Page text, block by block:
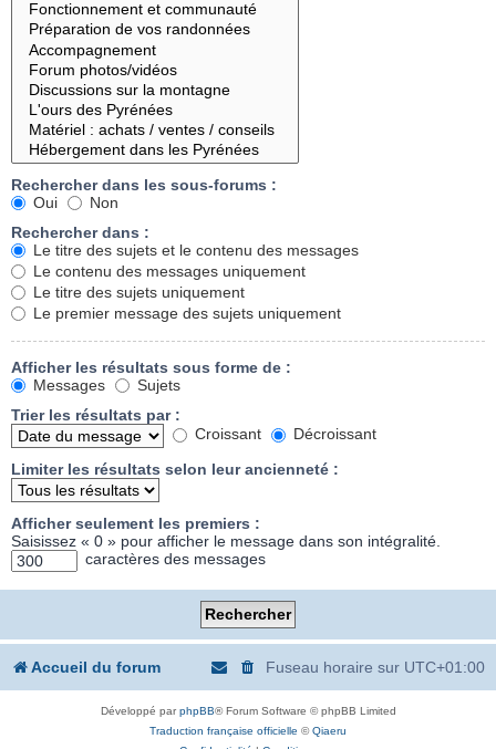
Rechercher dans les sous-forums :
Oui
Non
Rechercher dans :
Le titre des sujets et le contenu des messages
Le contenu des messages uniquement
Le titre des sujets uniquement
Le premier message des sujets uniquement
Afficher les résultats sous forme de :
Messages
Sujets
Trier les résultats par :
Croissant
Décroissant
Limiter les résultats selon leur ancienneté :
Afficher seulement les premiers :
Saisissez « 0 » pour afficher le message dans son intégralité.
caractères des messages
Accueil du forum Fuseau horaire sur UTC+01:00
Développé parphpBB® Forum Software © phpBB Limited
Traduction française officielle ©Qiaeru